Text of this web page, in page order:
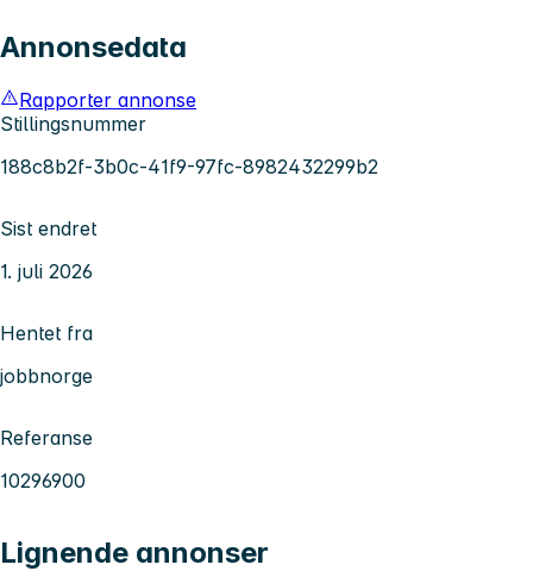
Annonsedata
Rapporter annonse
Stillingsnummer
188c8b2f-3b0c-41f9-97fc-8982432299b2
Sist endret
1. juli 2026
Hentet fra
jobbnorge
Referanse
10296900
Lignende annonser